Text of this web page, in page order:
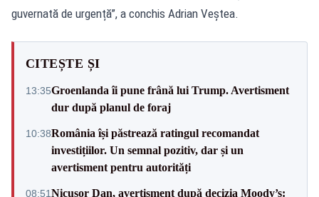
guvernată de urgență”, a conchis Adrian Veștea.
CITEȘTE ȘI
13:35Groenlanda îi pune frână lui Trump. Avertisment
dur după planul de foraj
10:38România își păstrează ratingul recomandat
investițiilor. Un semnal pozitiv, dar și un
avertisment pentru autorități
08:51Nicușor Dan, avertisment după decizia Moody’s: